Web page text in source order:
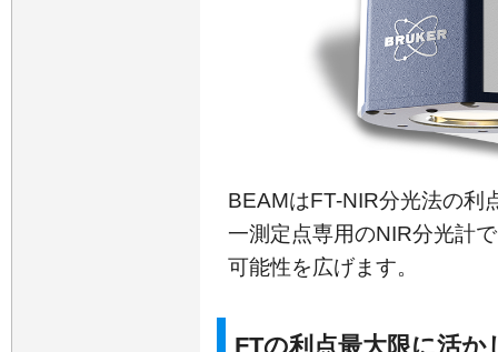
BEAMはFT-NIR分光法の利
一測定点専用のNIR分光計
可能性を広げます。
FTの利点最大限に活か